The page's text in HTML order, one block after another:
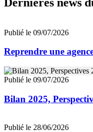
Publié le 09/07/2026
Reprendre une
Publié le 09/07/2026
Bilan 2025,
Publié le 28/06/2026